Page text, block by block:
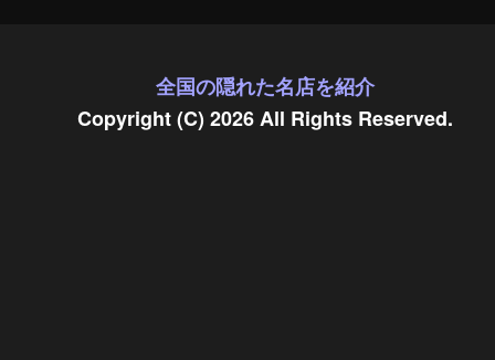
全国の隠れた名店を紹介
Copyright (C) 2026 All Rights Reserved.